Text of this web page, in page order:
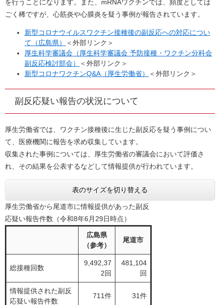
を行うことになります。また、mRNAワクチンでは、頻度としては
ごく稀ですが、心筋炎や心膜炎を疑う事例が報告されています。
新型コロナウイルスワクチン接種後の副反応への対応につい
て（広島県）
＜外部リンク＞
厚生科学審議会（厚生科学審議会 予防接種・ワクチン分科会
副反応検討部会）
＜外部リンク＞
新型コロナワクチンQ&A（厚生労働省）
＜外部リンク＞
副反応疑い報告の状況について
厚生労働省では、ワクチン接種後に生じた副反応を疑う事例につい
て、医療機関に報告を求め収集しています。
収集された事例については、厚生労働省の審議会において評価さ
れ、その結果を公表するなどして情報提供が行われています。​
表のサイズを切り替える
厚生労働省から尾道市に情報提供があった副反
応疑い報告件数（令和8年6月29日時点）
広島県
（参考）
尾道市
総接種回数
9,492,37
2回
481,104
回
情報提供された副反
応疑い報告件数
711件 31件